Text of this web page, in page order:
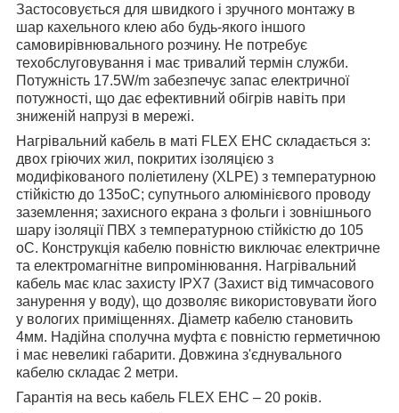
Застосовується для швидкого і зручного монтажу в
шар кахельного клею або будь-якого іншого
самовирівнювального розчину. Не потребує
техобслуговування і має тривалий термін служби.
Потужність 17.5W/m забезпечує запас електричної
потужності, що дає ефективний обігрів навіть при
зниженій напрузі в мережі.
Нагрівальний кабель в маті FLEX EHC складається з:
двох гріючих жил, покритих ізоляцією з
модифікованого поліетилену (XLPE) з температурною
стійкістю до 135oC; супутнього алюмінієвого проводу
заземлення; захисного екрана з фольги і зовнішнього
шару ізоляції ПВХ з температурною стійкістю до 105
oC. Конструкція кабелю повністю виключає електричне
та електромагнітне випромінювання. Нагрівальний
кабель має клас захисту IPX7 (Захист від тимчасового
занурення у воду), що дозволяє використовувати його
у вологих приміщеннях. Діаметр кабелю становить
4мм. Надійна сполучна муфта є повністю герметичною
і має невеликі габарити. Довжина з'єднувального
кабелю складає 2 метри.
Гарантія на весь кабель FLEX EHC – 20 років.